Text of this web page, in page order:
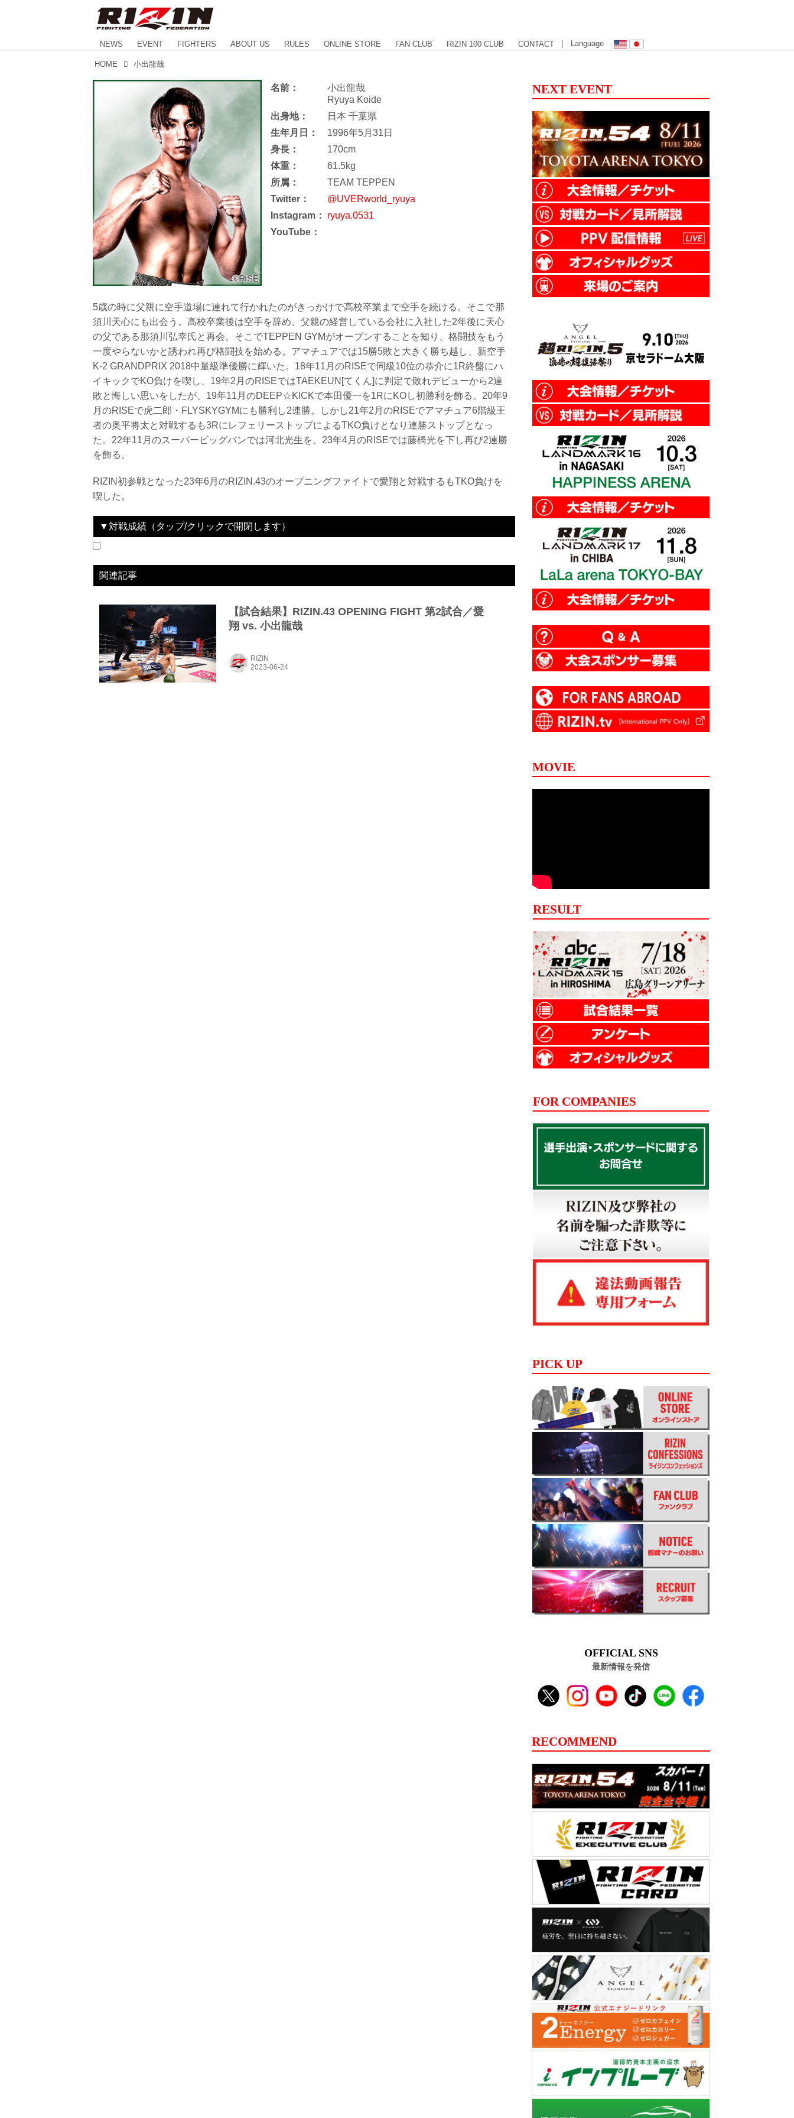
NEWS EVENT FIGHTERS ABOUT US RULES ONLINE STORE FAN CLUB RIZIN 100 CLUB CONTACT | Language
HOME 小出龍哉
名前：
小出龍哉
Ryuya Koide
出身地：
日本 千葉県
生年月日：
1996年5月31日
身長：
170cm
体重：
61.5kg
所属：
TEAM TEPPEN
Twitter：
@UVERworld_ryuya
Instagram：
ryuya.0531
YouTube：
5歳の時に父親に空手道場に連れて行かれたのがきっかけで高校卒業まで空手を続ける。そこで那
須川天心にも出会う。高校卒業後は空手を辞め、父親の経営している会社に入社した2年後に天心
の父である那須川弘幸氏と再会。そこでTEPPEN GYMがオープンすることを知り、格闘技をもう
一度やらないかと誘われ再び格闘技を始める。アマチュアでは15勝5敗と大きく勝ち越し、新空手
K-2 GRANDPRIX 2018中量級準優勝に輝いた。18年11月のRISEで同級10位の恭介に1R終盤にハ
イキックでKO負けを喫し、19年2月のRISEではTAEKEUN[てくん]に判定で敗れデビューから2連
敗と悔しい思いをしたが、19年11月のDEEP☆KICKで本田優一を1RにKOし初勝利を飾る。20年9
月のRISEで虎二郎・FLYSKYGYMにも勝利し2連勝。しかし21年2月のRISEでアマチュア6階級王
者の奥平将太と対戦するも3RにレフェリーストップによるTKO負けとなり連勝ストップとなっ
た。22年11月のスーパービッグバンでは河北光生を、23年4月のRISEでは藤橋光を下し再び2連勝
を飾る。
RIZIN初参戦となった23年6月のRIZIN.43のオープニングファイトで愛翔と対戦するもTKO負けを
喫した。
▼対戦成績（タップ/クリックで開閉します）
関連記事
【試合結果】RIZIN.43 OPENING FIGHT 第2試合／愛
翔 vs. 小出龍哉
RIZIN
NEXT EVENT
MOVIE
RESULT
FOR COMPANIES
PICK UP
OFFICIAL SNS
最新情報を発信
RECOMMEND